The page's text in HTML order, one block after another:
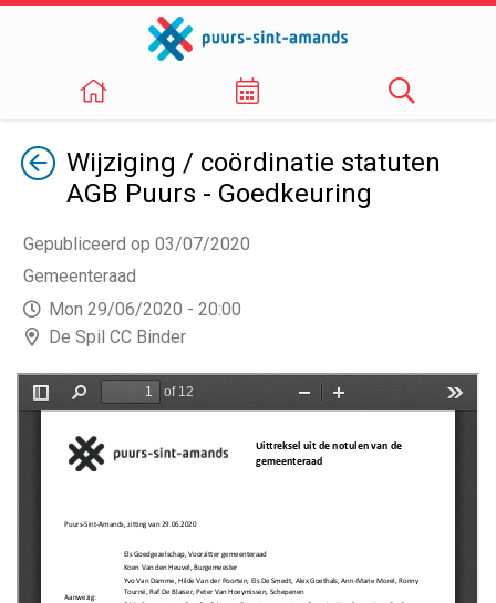
TerugWijziging / coördinatie statuten
AGB Puurs - Goedkeuring
Gepubliceerd op 03/07/2020
Gemeenteraad
Mon 29/06/2020 - 20:00
De Spil CC Binder